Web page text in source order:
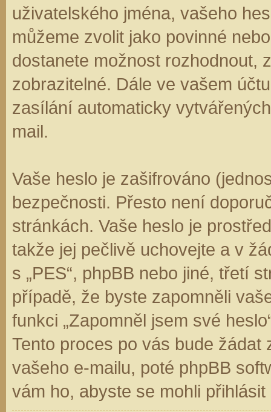
uživatelského jména, vašeho
můžeme zvolit jako povinné
dostanete možnost rozhodnout,
zobrazitelné. Dále ve vašem
zasílání automaticky
mail.
Vaše heslo je zašifrováno
bezpečnosti. Přesto není
stránkách. Vaše heslo je
takže jej pečlivě uchovejte a v
s „PES“, phpBB nebo jiné, třetí
případě, že byste zapomněli
funkci „Zapomněl jsem své
Tento proces po vás bude
vašeho e-mailu, poté phpBB
vám ho, abyste se mohli